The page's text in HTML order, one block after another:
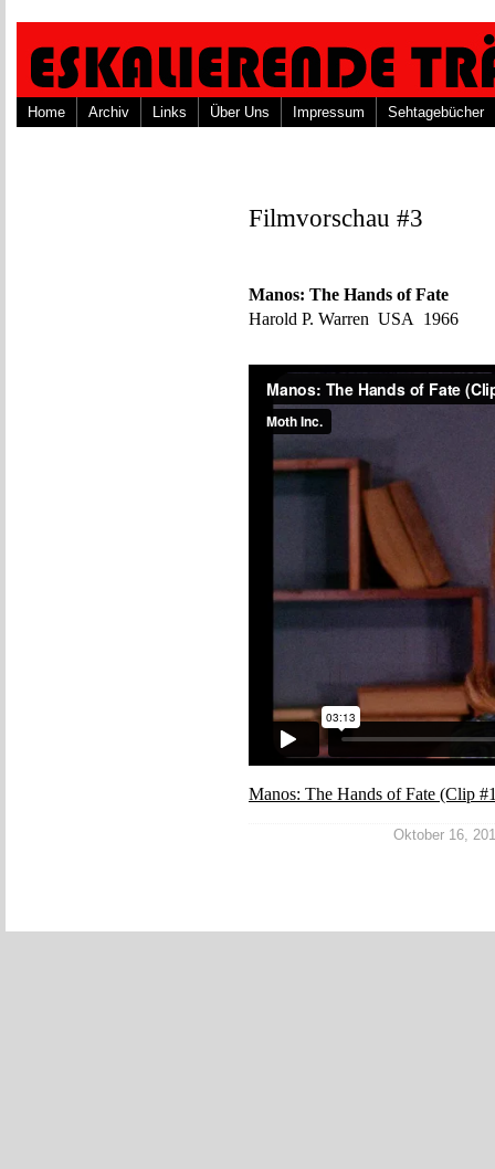
Home Archiv Links Über Uns Impressum Sehtagebücher
Filmvorschau #3
Manos: The Hands of Fate
Harold P. Warren USA 1966
Manos: The Hands of Fate (Clip
Oktober 16,